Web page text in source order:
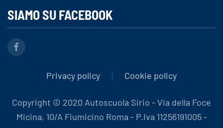
SIAMO SU FACEBOOK
Privacy policy Cookie policy
Copyright © 2020 Autoscuola Sirio - Via della Foce
Micina, 10/A Fiumicino Roma - P.Iva 11256191005 -